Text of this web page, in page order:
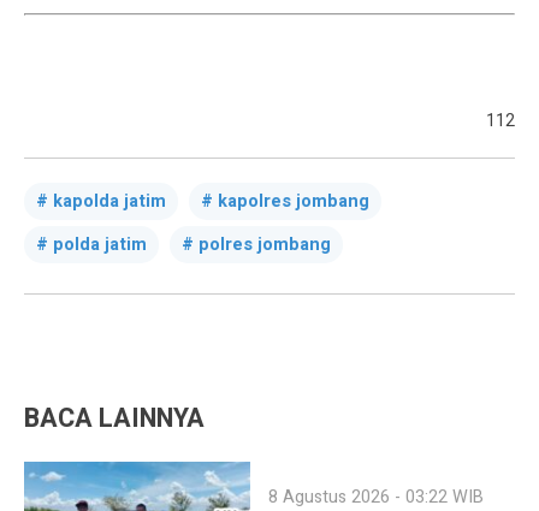
112
kapolda jatim
kapolres jombang
polda jatim
polres jombang
BACA LAINNYA
8 Agustus 2026 - 03:22 WIB